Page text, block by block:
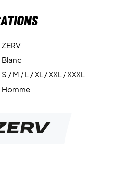
ZERV
Blanc
S / M / L / XL / XXL / XXXL
Homme